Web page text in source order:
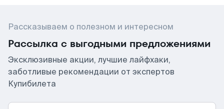
Рассказываем о полезном и интересном
Рассылка с выгодными предложениями
Эксклюзивные акции, лучшие лайфхаки,
заботливые рекомендации от экспертов
Купибилета